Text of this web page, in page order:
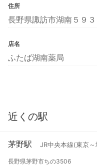
住所
長野県諏訪市湖南５９３
店名
ふたば湖南薬局
近くの駅
茅野駅 JR中央本線(東京～
長野県茅野市ちの3506